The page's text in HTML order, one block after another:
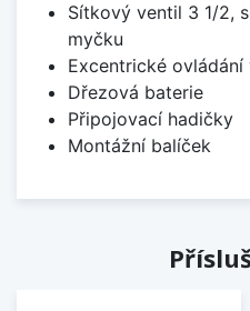
Sítkový ventil 3 1/2,
myčku
Excentrické ovládání
Dřezová baterie
Připojovací hadičky
Montážní balíček